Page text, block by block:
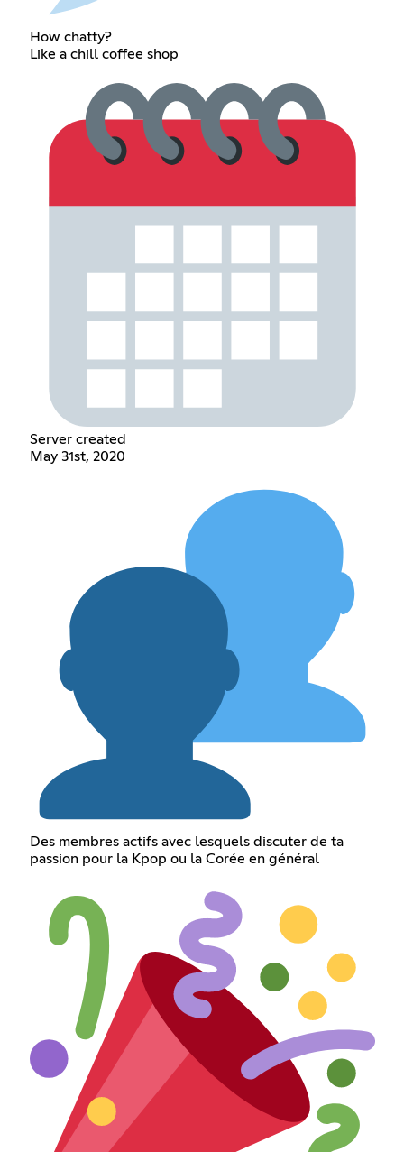
How chatty?
Like a chill coffee shop
Server created
May 31st, 2020
Des membres actifs avec lesquels discuter de ta
passion pour la Kpop ou la Corée en général